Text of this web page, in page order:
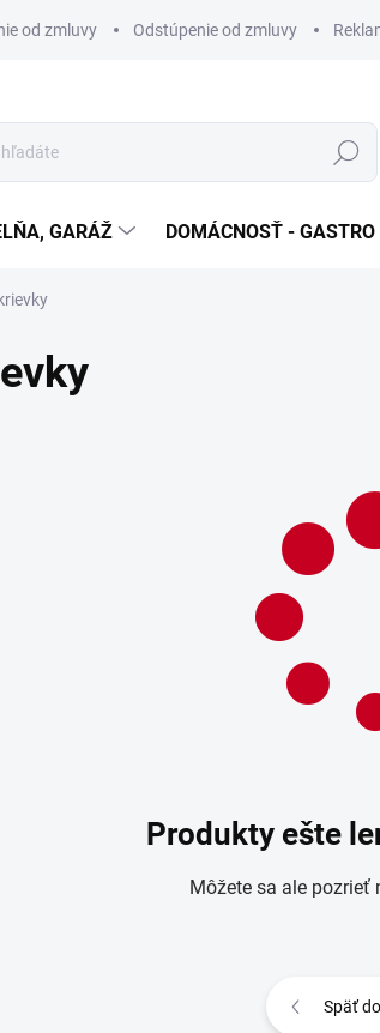
od zmluvy Odstúpenie od zmluvy
Hľadať
GARÁŽ DOMÁCNOSŤ - GASTRO
Produkty ešte
Môžete sa ale pozrieť
Späť